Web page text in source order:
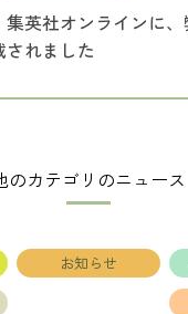
集英社オンラインに
れました
のカテゴリのニュース
お知らせ